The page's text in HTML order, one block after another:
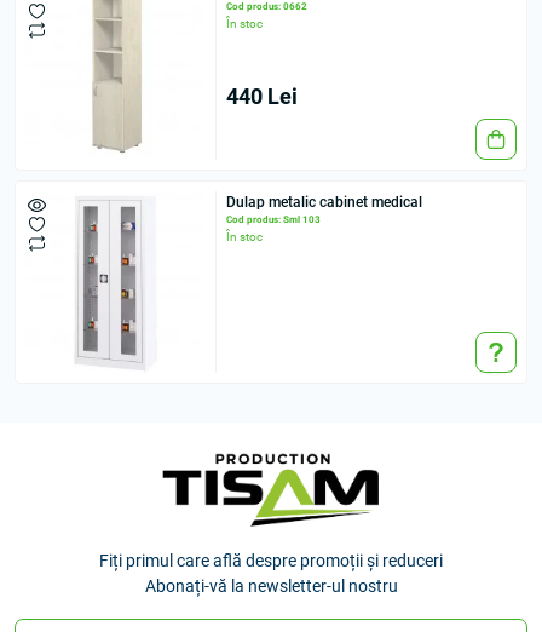
Cod produs: 0662
În stoc
440 Lei
Dulap metalic cabinet medical
Cod produs: Sml 103
În stoc
Fiți primul care află despre promoții și reduceri
Abonați-vă la newsletter-ul nostru